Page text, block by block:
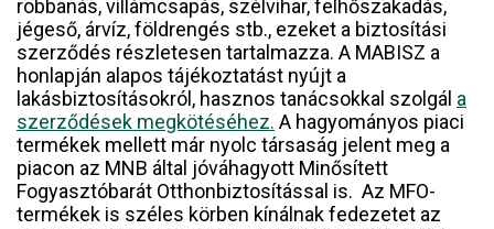
robbanás, villámcsapás, szélvihar, felhőszakadás,
jégeső, árvíz, földrengés stb., ezeket a biztosítási
szerződés részletesen tartalmazza. A MABISZ a
honlapján alapos tájékoztatást nyújt a
lakásbiztosításokról, hasznos tanácsokkal szolgál a
szerződések megkötéséhez. A hagyományos piaci
termékek mellett már nyolc társaság jelent meg a
piacon az MNB által jóváhagyott Minősített
Fogyasztóbarát Otthonbiztosítással is. Az MFO-
termékek is széles körben kínálnak fedezetet az